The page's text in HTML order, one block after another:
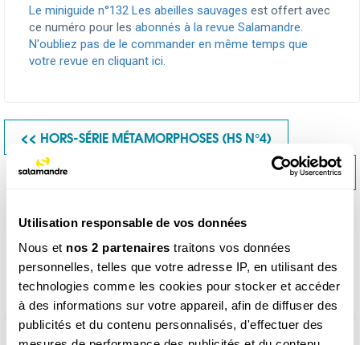
Utilisation responsable de vos données
Nous et nos 2 partenaires traitons vos données
personnelles, telles que votre adresse IP, en utilisant des
technologies comme les cookies pour stocker et accéder
à des informations sur votre appareil, afin de diffuser des
publicités et du contenu personnalisés, d'effectuer des
Le miniguide n°132 Les abeilles sauvages est offert avec
ce numéro pour les abonnés à la revue Salamandre.
N'oubliez pas de le commander en même temps que
votre revue en cliquant ici.
<< HORS-SÉRIE MÉTAMORPHOSES (HS N°4)
L’APPEL DES GRUES (N°286) >>
Produits similaires